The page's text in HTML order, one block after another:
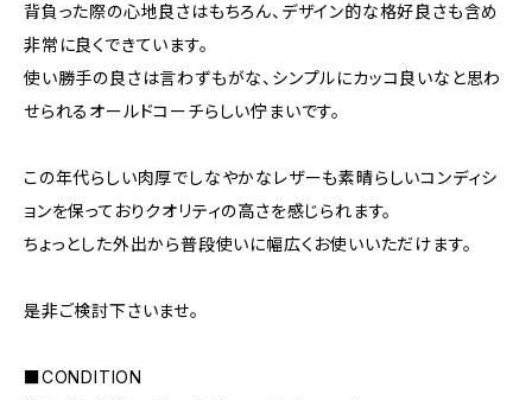
背負った際の心地良さはもちろん、デザイン的な格好良さも含め
非常に良くできています。
使い勝手の良さは言わずもがな、シンプルにカッコ良いなと思わ
せられるオールドコーチらしい佇まいです。
この年代らしい肉厚でしなやかなレザーも素晴らしいコンディシ
ョンを保っておりクオリティの高さを感じられます。
ちょっとした外出から普段使いに幅広くお使いいただけます。
是非ご検討下さいませ。
■CONDITION